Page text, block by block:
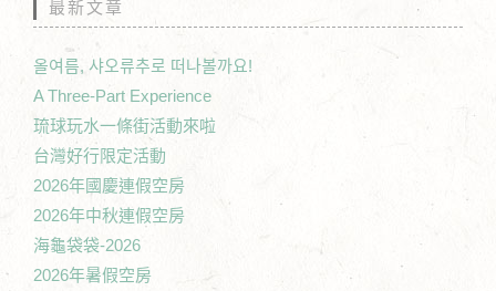
最新文章
올여름, 샤오류추로 떠나볼까요!
A Three-Part Experience
琉球玩水一條街活動來啦
台灣好行限定活動
2026年國慶連假空房
2026年中秋連假空房
海龜袋袋-2026
2026年暑假空房